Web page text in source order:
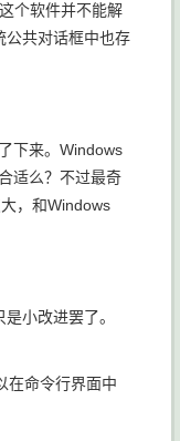
个软件并不能解
公共对话框中也存
下来。Windows
适么？不过最奇
，和Windows
小改进罢了。
在命令行界面中